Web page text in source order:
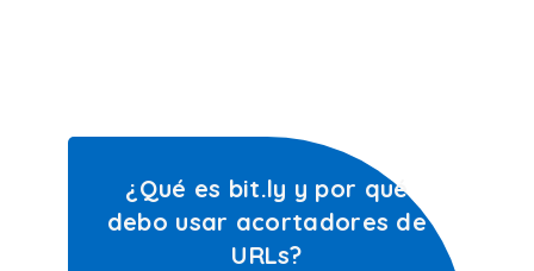
¿Qué es bit.ly y por qué
debo usar acortadores de
URLs?